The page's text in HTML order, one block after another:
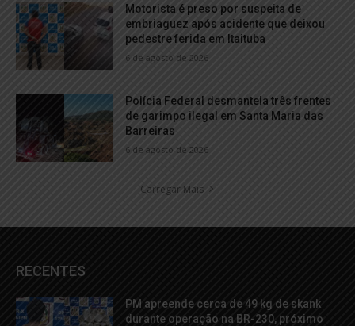
Motorista é preso por suspeita de
embriaguez após acidente que deixou
pedestre ferida em Itaituba
6 de agosto de 2026
Polícia Federal desmantela três frentes
de garimpo ilegal em Santa Maria das
Barreiras
6 de agosto de 2026
Carregar Mais
RECENTES
PM apreende cerca de 49 kg de skank
durante operação na BR-230, próximo